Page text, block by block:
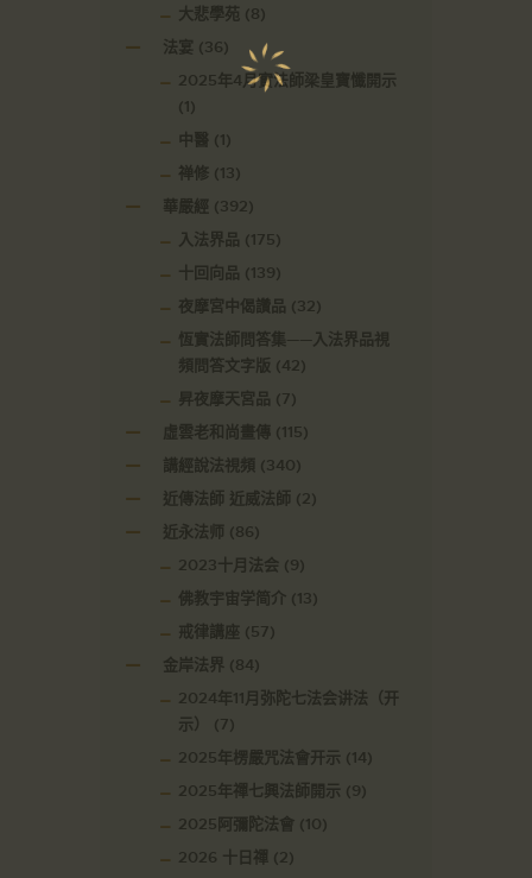
大悲學苑 (8)
法宴 (36)
2025年4月實法師梁皇寶懺開示
(1)
中醫 (1)
禅修 (13)
華嚴經 (392)
入法界品 (175)
十回向品 (139)
夜摩宮中偈讚品 (32)
恆實法師問答集——入法界品視
頻問答文字版 (42)
昇夜摩天宮品 (7)
虛雲老和尚畫傳 (115)
講經說法視頻
(340)
近傳法師 近威法師 (2)
近永法师 (86)
2023十月法会 (9)
佛教宇宙学简介 (13)
戒律講座 (57)
金岸法界 (84)
2024年11月弥陀七法会讲法（开
示）
(7)
2025年楞嚴咒法會开示 (14)
2025年禪七興法師開示 (9)
2025阿彌陀法會 (10)
2026 十日禪
(2)